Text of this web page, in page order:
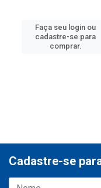
Faça seu login ou
cadastre-se para
comprar.
Cadastre-se